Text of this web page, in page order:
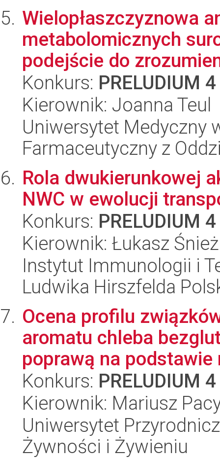
Wielopłaszczyznowa
metabolomicznych
podejście do
Konkurs: PRELUDIUM 4
Kierownik: Joanna Teul
Uniwersytet Medyczny
Farmaceutyczny z
Rola dwukierunkowej
NWC w ewolucji
Konkurs: PRELUDIUM 4
Kierownik: Łukasz
Instytut Immunologii i
Ludwika Hirszfelda
Ocena profilu
aromatu chleba
poprawą na podstawie
Konkurs: PRELUDIUM 4
Kierownik: Mariusz
Uniwersytet
Żywności i Żywieniu